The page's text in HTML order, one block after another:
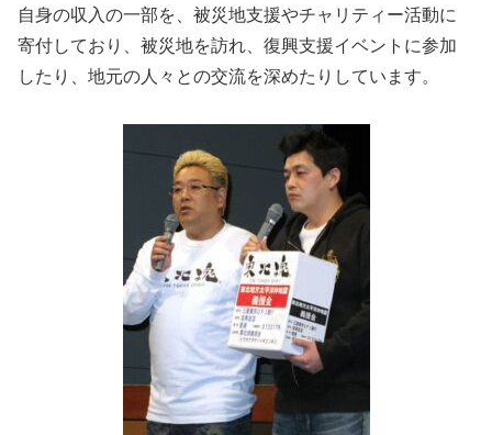
自身の収入の一部を、被災地支援やチャリティー活動に
寄付しており、被災地を訪れ、復興支援イベントに参加
したり、地元の人々との交流を深めたりしています。